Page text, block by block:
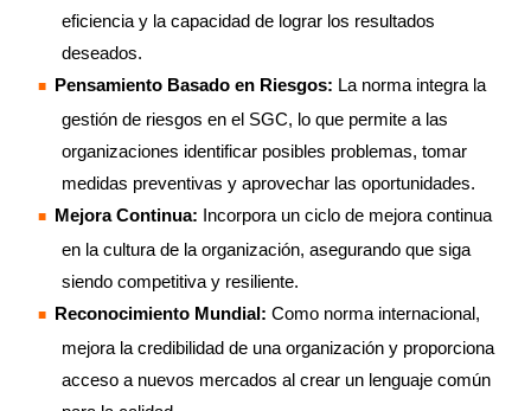
eficiencia y la capacidad de lograr los resultados
deseados.
Pensamiento Basado en Riesgos: La norma integra la
gestión de riesgos en el SGC, lo que permite a las
organizaciones identificar posibles problemas, tomar
medidas preventivas y aprovechar las oportunidades.
Mejora Continua: Incorpora un ciclo de mejora continua
en la cultura de la organización, asegurando que siga
siendo competitiva y resiliente.
Reconocimiento Mundial: Como norma internacional,
mejora la credibilidad de una organización y proporciona
acceso a nuevos mercados al crear un lenguaje común